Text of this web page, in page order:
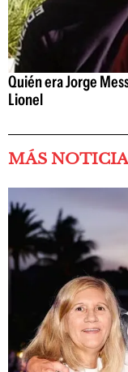
Quién era Jorge
Lionel
MÁS